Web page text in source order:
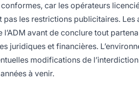
car les opérateurs
les restrictions publicitaires. Les
avant de conclure tout
juridiques et financières.
modifications de l’interdiction
à venir.